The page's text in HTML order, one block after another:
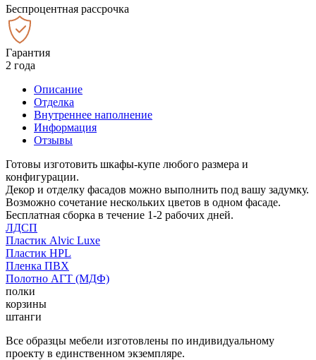
Беспроцентная рассрочка
Гарантия
2 года
Описание
Отделка
Внутреннее наполнение
Информация
Отзывы
Готовы изготовить шкафы-купе любого размера и
конфигурации.
Декор и отделку фасадов можно выполнить под вашу задумку.
Возможно сочетание нескольких цветов в одном фасаде.
Бесплатная сборка в течение 1-2 рабочих дней.
ЛДСП
Пластик Alvic Luxe
Пластик HPL
Пленка ПВХ
Полотно АГТ (МДФ)
полки
корзины
штанги
Все образцы мебели изготовлены по индивидуальному
проекту в единственном экземпляре.